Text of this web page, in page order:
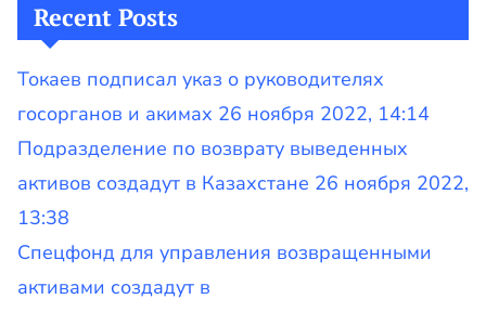
Recent Posts
Токаев подписал указ о руководителях
госорганов и акимах 26 ноября 2022, 14:14
Подразделение по возврату выведенных
активов создадут в Казахстане 26 ноября 2022,
13:38
Спецфонд для управления возвращенными
активами создадут в